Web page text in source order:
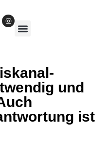
und
ist